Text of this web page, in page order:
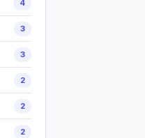
4
3
3
2
2
2